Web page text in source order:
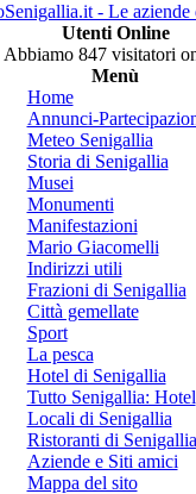
- Le aziende
Utenti Online
Abbiamo 847 visitatori
Menù
Home
Annunci-
Meteo Senigallia
Storia di Senigallia
Musei
Monumenti
Manifestazioni
Mario Giacomelli
Indirizzi utili
Frazioni di Senigallia
Città gemellate
Sport
La pesca
Hotel di Senigallia
Tutto Senigallia: Hotel
Locali di Senigallia
Ristoranti di Senigallia
Aziende e Siti amici
Mappa del sito